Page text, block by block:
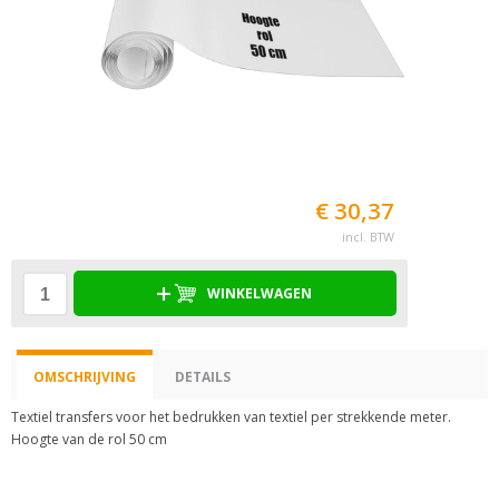
€ 30,37
incl. BTW
WINKELWAGEN
OMSCHRIJVING DETAILS
Textiel transfers voor het bedrukken van textiel per strekkende meter.
Hoogte van de rol 50 cm